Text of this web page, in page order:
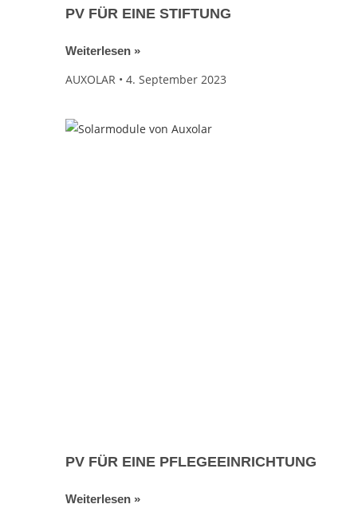
PV FÜR EINE STIFTUNG
Weiterlesen »
AUXOLAR 4. September 2023
PV FÜR EINE PFLEGEEINRICHTUNG
Weiterlesen »